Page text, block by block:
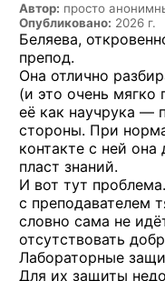
Автор: просто
Опубликовано: 2026 г.
Беляева,
препод.
Она отлично
(и это очень мягко
её как научрука —
стороны. При
контакте с ней
пласт знаний.
И вот тут
с преподавателем
словно сама не
отсутствовать
Лабораторные
Для их защиты